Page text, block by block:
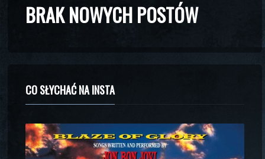
BRAK NOWYCH POSTÓW
CO SŁYCHAĆ NA INSTA